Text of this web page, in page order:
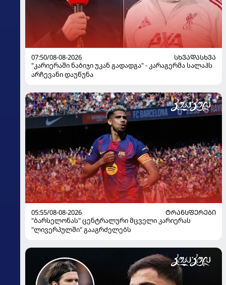
07:50/08-08-2026
ᲡᲮᲕᲐᲓᲐᲡᲮᲕᲐ
"კარიერაში ნაბიჯი უკან გადადგა" - კარაგერმა სალაჰს
არჩევანი დაუწუნა
05:55/08-08-2026
ᲢᲠᲐᲜᲡᲤᲔᲠᲔᲑᲘ
"ბარსელონას" ცენტრალური მცველი კარიერას
"ლივერპულში" გააგრძელებს